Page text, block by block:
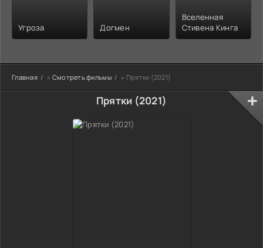
Угроза Догмен
Вселенная
Стивена Кинга
Главная » Смотреть фильмы » Прятки (2021)
Прятки (2021)